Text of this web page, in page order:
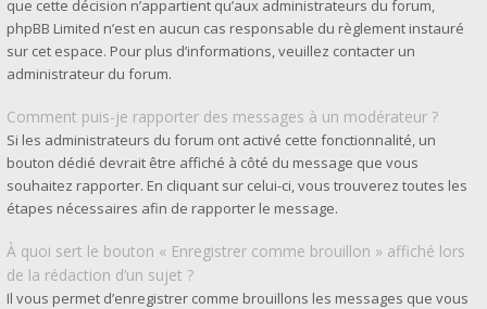
que cette décision n’appartient qu’aux administrateurs du forum,
phpBB Limited n’est en aucun cas responsable du règlement instauré
sur cet espace. Pour plus d’informations, veuillez contacter un
administrateur du forum.
Comment puis-je rapporter des messages à un modérateur ?
Si les administrateurs du forum ont activé cette fonctionnalité, un
bouton dédié devrait être affiché à côté du message que vous
souhaitez rapporter. En cliquant sur celui-ci, vous trouverez toutes les
étapes nécessaires afin de rapporter le message.
À quoi sert le bouton « Enregistrer comme brouillon » affiché lors
de la rédaction d’un sujet ?
Il vous permet d’enregistrer comme brouillons les messages que vous